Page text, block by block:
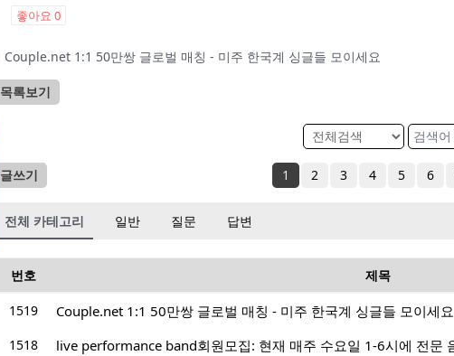
좋아요 0
Couple.net 1:1 50만쌍 글로벌 매칭 - 미주 한국계 싱글들 모이세요
목록보기
글쓰기 1 2 3 4 5 6
전체 카테고리 일반 질문 답변
번호 제목
1519 Couple.net 1:1 50만쌍 글로벌 매칭 - 미주 한국계 싱글들 모이세요
1518